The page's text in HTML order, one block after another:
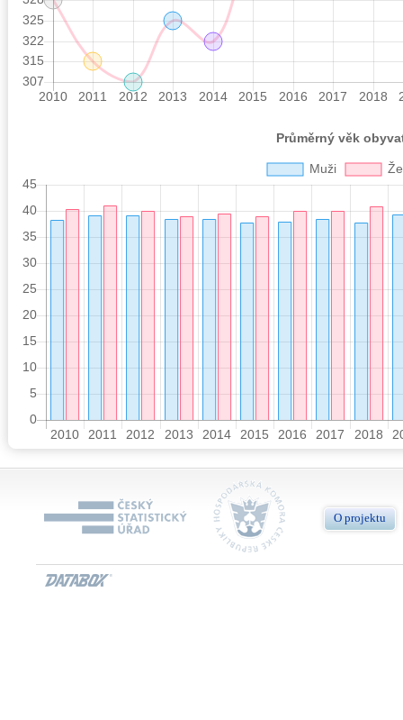
O projektu